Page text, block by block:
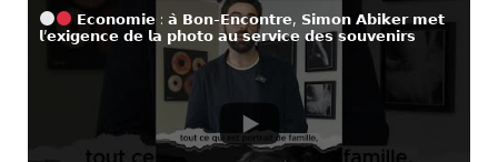
𝗘𝗰𝗼𝗻𝗼𝗺𝗶𝗲 : 𝗮̀ 𝗕𝗼𝗻-𝗘𝗻𝗰𝗼𝗻𝘁𝗿𝗲, 𝗦𝗶𝗺𝗼𝗻 𝗔𝗯𝗶𝗸𝗲𝗿 𝗺𝗲𝘁
𝗹’𝗲𝘅𝗶𝗴𝗲𝗻𝗰𝗲 𝗱𝗲 𝗹𝗮 𝗽𝗵𝗼𝘁𝗼 𝗮𝘂 𝘀𝗲𝗿𝘃𝗶𝗰𝗲 𝗱𝗲𝘀 𝘀𝗼𝘂𝘃𝗲𝗻𝗶𝗿𝘀